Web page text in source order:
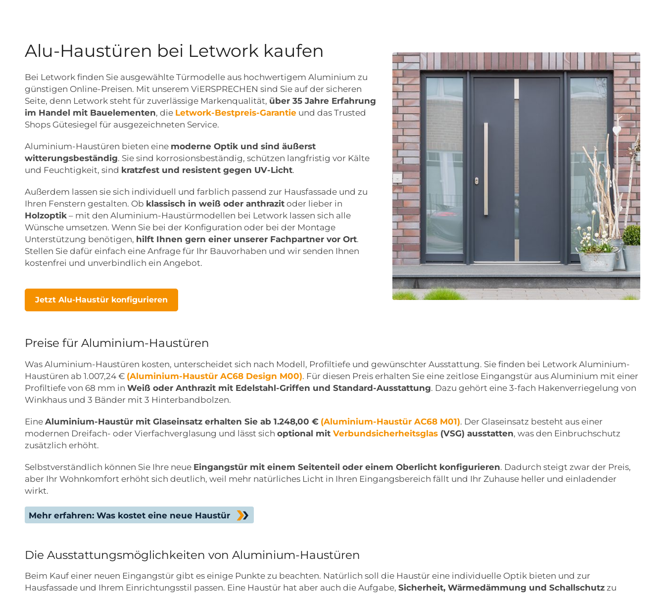
Alu-Haustüren bei Letwork kaufen
Bei Letwork finden Sie ausgewählte Türmodelle aus hochwertigem Aluminium zu
günstigen Online-Preisen. Mit unserem ViERSPRECHEN sind Sie auf der sicheren
Seite, denn Letwork steht für zuverlässige Markenqualität, über 35 Jahre Erfahrung
im Handel mit Bauelementen, die Letwork-Bestpreis-Garantie und das Trusted
Shops Gütesiegel für ausgezeichneten Service.
Aluminium-Haustüren bieten eine moderne Optik und sind äußerst
witterungsbeständig. Sie sind korrosionsbeständig, schützen langfristig vor Kälte
und Feuchtigkeit, sind kratzfest und resistent gegen UV-Licht.
Außerdem lassen sie sich individuell und farblich passend zur Hausfassade und zu
Ihren Fenstern gestalten. Ob klassisch in weiß oder anthrazit oder lieber in
Holzoptik – mit den Aluminium-Haustürmodellen bei Letwork lassen sich alle
Wünsche umsetzen. Wenn Sie bei der Konfiguration oder bei der Montage
Unterstützung benötigen, hilft Ihnen gern einer unserer Fachpartner vor Ort.
Stellen Sie dafür einfach eine Anfrage für Ihr Bauvorhaben und wir senden Ihnen
kostenfrei und unverbindlich ein Angebot.
Jetzt Alu-Haustür konfigurieren
Preise für Aluminium-Haustüren
Was Aluminium-Haustüren kosten, unterscheidet sich nach Modell, Profiltiefe und gewünschter Ausstattung. Sie finden bei Letwork Aluminium-
Haustüren ab 1.007,24 € (Aluminium-Haustür AC68 Design M00). Für diesen Preis erhalten Sie eine zeitlose Eingangstür aus Aluminium mit einer
Profiltiefe von 68 mm in Weiß oder Anthrazit mit Edelstahl-Griffen und Standard-Ausstattung. Dazu gehört eine 3-fach Hakenverriegelung von
Winkhaus und 3 Bänder mit 3 Hinterbandbolzen.
Eine Aluminium-Haustür mit Glaseinsatz erhalten Sie ab 1.248,00 € (Aluminium-Haustür AC68 M01). Der Glaseinsatz besteht aus einer
modernen Dreifach- oder Vierfachverglasung und lässt sich optional mit Verbundsicherheitsglas (VSG) ausstatten, was den Einbruchschutz
zusätzlich erhöht.
Selbstverständlich können Sie Ihre neue Eingangstür mit einem Seitenteil oder einem Oberlicht konfigurieren. Dadurch steigt zwar der Preis,
aber Ihr Wohnkomfort erhöht sich deutlich, weil mehr natürliches Licht in Ihren Eingangsbereich fällt und Ihr Zuhause heller und einladender
wirkt.
Mehr erfahren: Was kostet eine neue Haustür
Die Ausstattungsmöglichkeiten von Aluminium-Haustüren
Beim Kauf einer neuen Eingangstür gibt es einige Punkte zu beachten. Natürlich soll die Haustür eine individuelle Optik bieten und zur
Hausfassade und Ihrem Einrichtungsstil passen. Eine Haustür hat aber auch die Aufgabe, Sicherheit, Wärmedämmung und Schallschutz zu